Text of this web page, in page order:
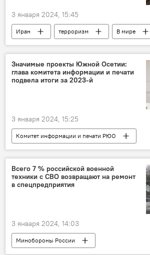
3 января 2024, 15:45
Иран терроризм
В мире
Новости
США
Значимые проекты Южной Осетии:
глава комитета информации и печати
подвела итоги за 2023-й
3 января 2024, 15:25
Комитет информации и печати РЮО
Южная Осетия
СМИ Новости
Всего 7 % российской военной
техники с СВО возвращают на ремонт
в спецпредприятия
3 января 2024, 14:03
Минобороны России